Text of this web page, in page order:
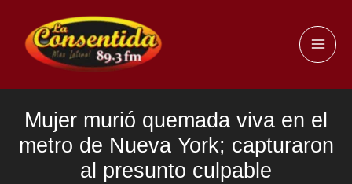
contenido
Mujer murió quemada viva en el
metro de Nueva York; capturaron
al presunto culpable